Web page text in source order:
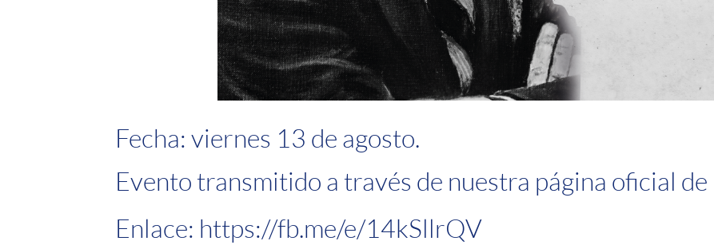
Fecha: viernes 13 de agosto.
Evento transmitido a través de nuestra página oficial de
Enlace: https://fb.me/e/14kSllrQV